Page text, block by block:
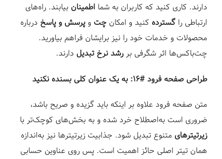
دارند. کاری کنید که کاربران به شما اطمینان بیابند. راه‌های
ارتباطی را گسترده کنید و امکان چت و پرسش و پاسخ درباره
محصولات و خدمات خود را نیز برایشان فراهم بیاورید.
چت‌باکس‌ها اثر شگرفی بررشد نرخ تبدیل دارند.⁣
طراحی صفحه فرود #۱۶: به یک عنوان کلی بس نده نکنید
متن صفحه فرود علاوه بر اینکه باید گزیده و صریح باشد،
ضروری است به‌اصطلاح خرد شده و به بخش‌های کوچک‌تر با
زیرتیترهای متنوع تبدیل شود. جذابیت زیرتیترها نیز به‌اندازه
همان تیتر اصلی حائز اهمیت است. پس روی عناوین حسابی